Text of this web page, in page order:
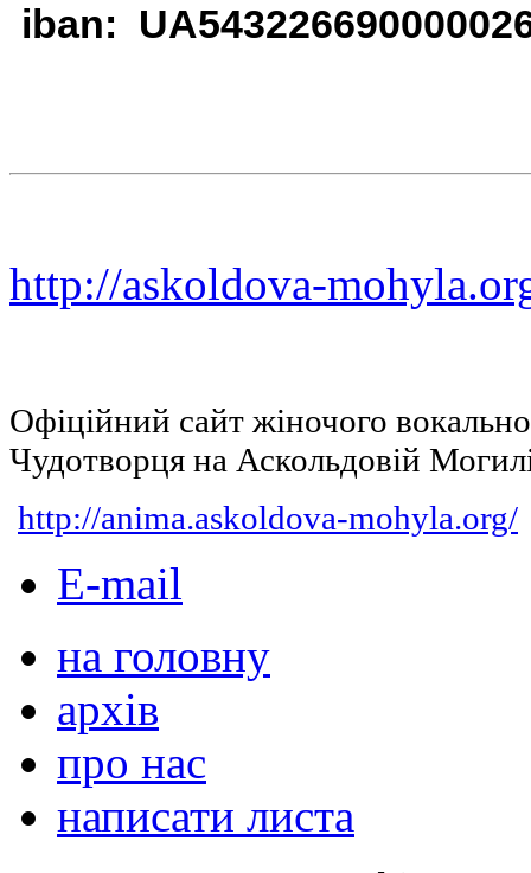
iban:
http://askoldova-
Офіційний сайт жіночого
Чудотворця на Аскольдовій
http://anima.askoldova-mohyla.org/
E-mail
на головну
архів
про нас
написати листа